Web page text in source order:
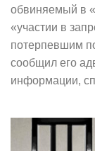
обвиняемый в
«участии в
потерпевшим
сообщил его
информации,